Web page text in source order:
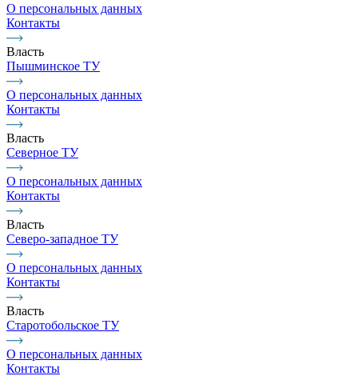
О персональных данных
Контакты
Власть
Пышминское ТУ
О персональных данных
Контакты
Власть
Северное ТУ
О персональных данных
Контакты
Власть
Северо-западное ТУ
О персональных данных
Контакты
Власть
Старотобольское ТУ
О персональных данных
Контакты